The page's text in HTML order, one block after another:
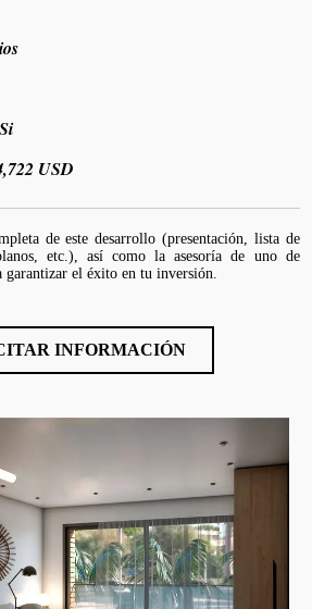
Si
USD
de este desarrollo (presentación, lista de
etc.), así como la asesoría de uno de
garantizar el éxito en tu inversión.
INFORMACIÓN